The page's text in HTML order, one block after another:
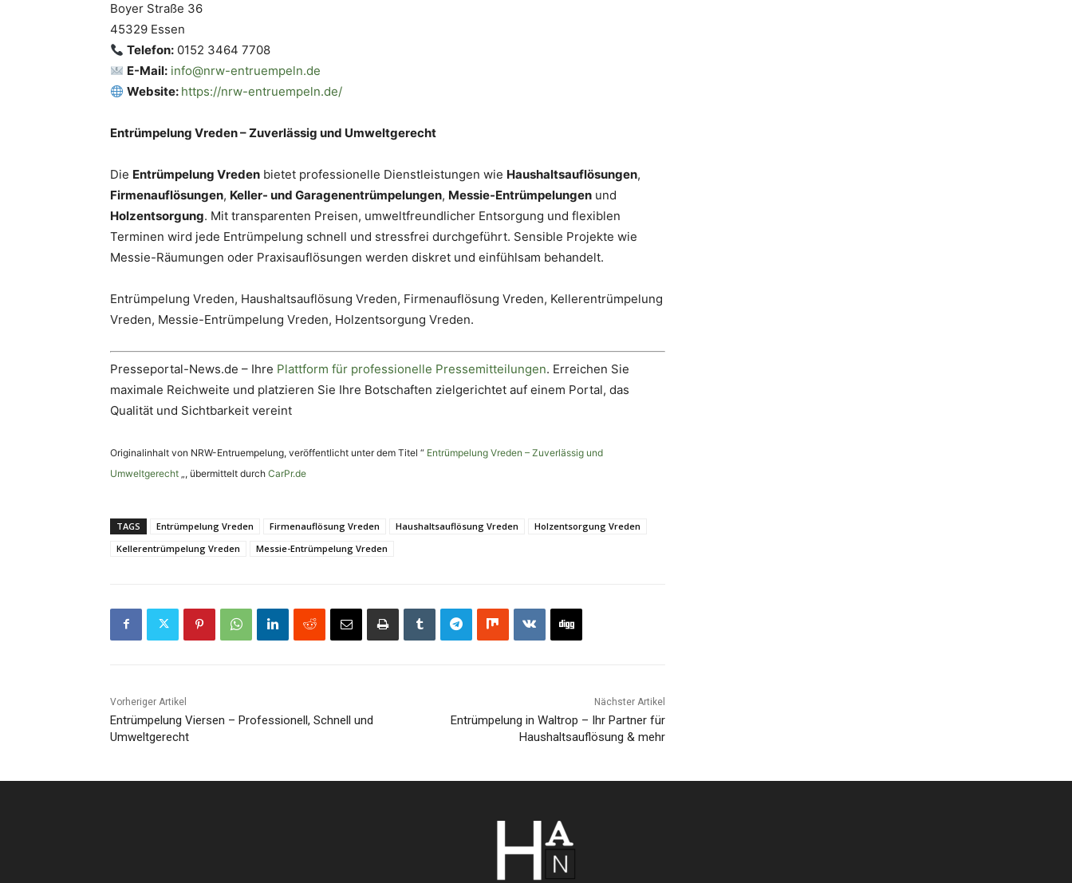
Boyer Straße 36
45329 Essen
Telefon: 0152 3464 7708
E-Mail: info@nrw-entruempeln.de
Website: https://nrw-entruempeln.de/
Entrümpelung Vreden – Zuverlässig und Umweltgerecht
Die Entrümpelung Vreden bietet professionelle Dienstleistungen wie Haushaltsauflösungen,
Firmenauflösungen, Keller- und Garagenentrümpelungen, Messie-Entrümpelungen und
Holzentsorgung. Mit transparenten Preisen, umweltfreundlicher Entsorgung und flexiblen
Terminen wird jede Entrümpelung schnell und stressfrei durchgeführt. Sensible Projekte wie
Messie-Räumungen oder Praxisauflösungen werden diskret und einfühlsam behandelt.
Entrümpelung Vreden, Haushaltsauflösung Vreden, Firmenauflösung Vreden, Kellerentrümpelung
Vreden, Messie-Entrümpelung Vreden, Holzentsorgung Vreden.
Presseportal-News.de – Ihre Plattform für professionelle Pressemitteilungen. Erreichen Sie
maximale Reichweite und platzieren Sie Ihre Botschaften zielgerichtet auf einem Portal, das
Qualität und Sichtbarkeit vereint
Originalinhalt von NRW-Entruempelung, veröffentlicht unter dem Titel “ Entrümpelung Vreden – Zuverlässig und
Umweltgerecht „, übermittelt durch CarPr.de
TAGS Entrümpelung Vreden Firmenauflösung Vreden Haushaltsauflösung Vreden
Holzentsorgung Vreden
Kellerentrümpelung Vreden
Messie-Entrümpelung Vreden
Vorheriger Artikel
Entrümpelung Viersen – Professionell, Schnell und
Umweltgerecht
Nächster Artikel
Entrümpelung in Waltrop – Ihr Partner für
Haushaltsauflösung & mehr